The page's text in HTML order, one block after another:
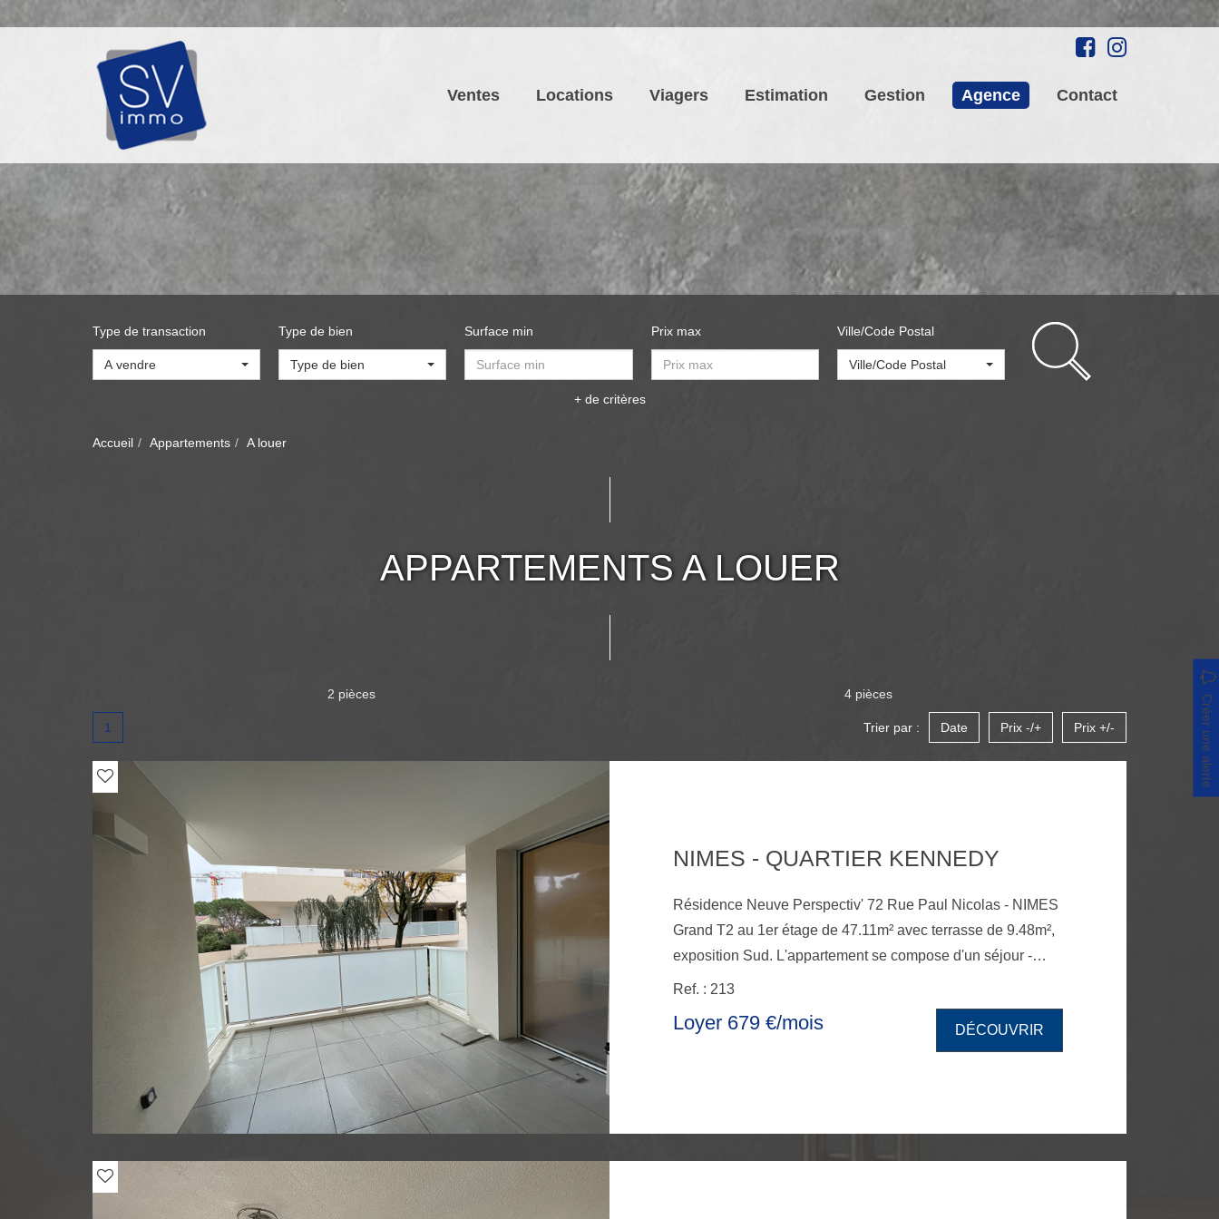
Ventes Locations Viagers Estimation Gestion Agence Contact
Type de transaction
A vendre
Type de bien
Type de bien
Surface min Prix max Ville/Code Postal
Ville/Code Postal
+ de critères
Accueil Appartements A louer
APPARTEMENTS A LOUER
2 pièces 4 pièces Créer une alerte
1 Trier par : Date Prix -/+ Prix +/-
NIMES - QUARTIER KENNEDY
Résidence Neuve Perspectiv' 72 Rue Paul Nicolas - NIMES
Grand T2 au 1er étage de 47.11m² avec terrasse de 9.48m²,
exposition Sud. L'appartement se compose d'un séjour -
cuisine équipée de 25.17m², d'une chambre de 16m², d'une
salle de bain et d'un WC séparé. Deux places de parking
extérieures couvertes incluses.. A proximité de l'avenue
Kennedy et des arrêts de Tram Bus ligne T2 « les Amandiers
pour l'état des lieux). Disponible à partir du 4 Septembre.
Ref. : 213
Loyer 679 €/mois DÉCOUVRIR